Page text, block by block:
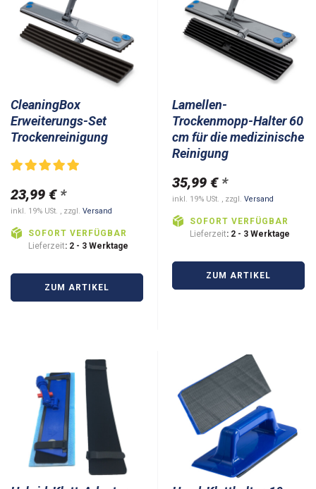
CleaningBox
Erweiterungs-Set
Trockenreinigung
23,99 € *
inkl. 19% USt. , zzgl. Versand
SOFORT VERFÜGBAR
Lieferzeit: 2 - 3 Werktage
ZUM ARTIKEL
Lamellen-
Trockenmopp-Halter 60
cm für die medizinische
Reinigung
35,99 € *
inkl. 19% USt. , zzgl. Versand
SOFORT VERFÜGBAR
Lieferzeit: 2 - 3 Werktage
ZUM ARTIKEL